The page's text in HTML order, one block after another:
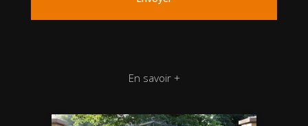
En savoir +